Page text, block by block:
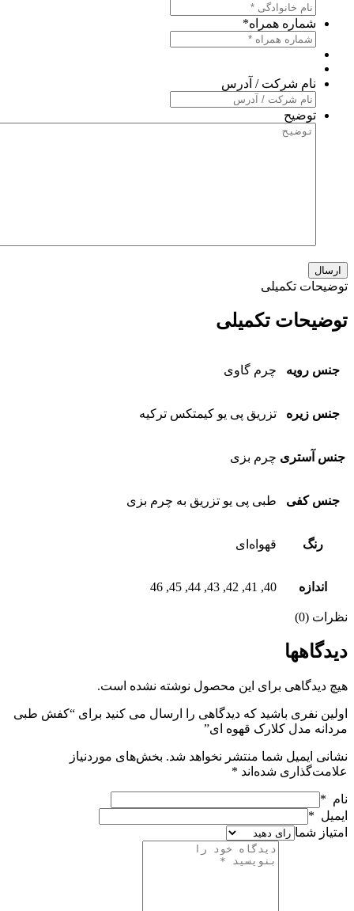
شماره همراه *
نام شرکت / آدرس
توضیح
تکمیلی
تکمیلی
جنس رویه چرم گاوی
جنس زیره تزریق پی یو کیمتکس ترکیه
آستری چرم بزی
جنس کفی طبی پی یو تزریق به چرم بزی
رنگ قهواه‌ای
اندازه 40, 41, 42, 43, 44, 45, 46
(0)
دیدگاهی برای این محصول نوشته نشده است.
نفری باشید که دیدگاهی را ارسال می کنید برای “کفش طبی
مدل کلارک قهوه ای”
ایمیل شما منتشر نخواهد شد.بخش‌های موردنیاز
شده‌اند*
*
*
شما